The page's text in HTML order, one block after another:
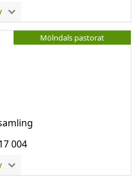
Mölndals pastorat
004